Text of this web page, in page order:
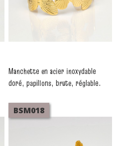
Manchette en acier inoxydable
doré, papillons, brute, réglable.
BSM018